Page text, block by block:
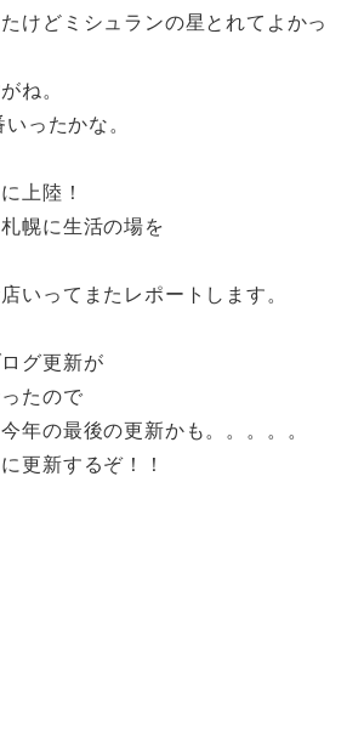
けどミシュランの星とれてよかっ
ね。
ったかな。
上陸！
幌に生活の場を
いってまたレポートします。
グ更新が
たので
年の最後の更新かも。。。。。
更新するぞ！！